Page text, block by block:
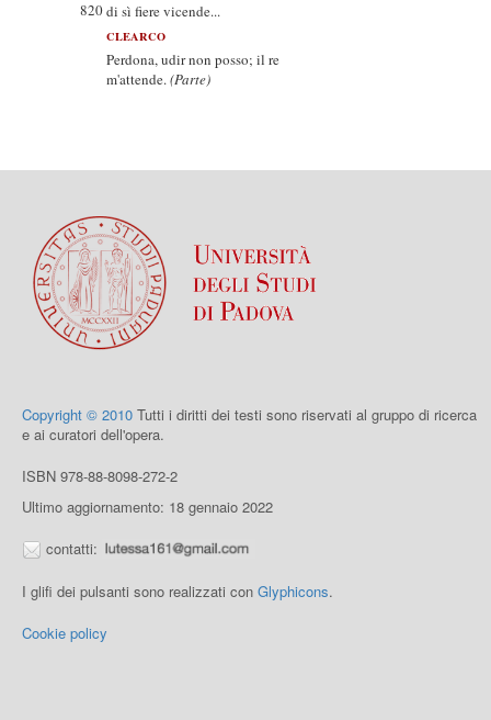
820di sì fiere vicende...
CLEARCO
Perdona, udir non posso; il re
m'attende.(Parte)
Copyright © 2010 Tutti i diritti dei testi sono riservati al gruppo di ricerca
e ai curatori dell'opera.
ISBN 978-88-8098-272-2
Ultimo aggiornamento: 18 gennaio 2022
contatti:
I glifi dei pulsanti sono realizzati con Glyphicons.
Cookie policy